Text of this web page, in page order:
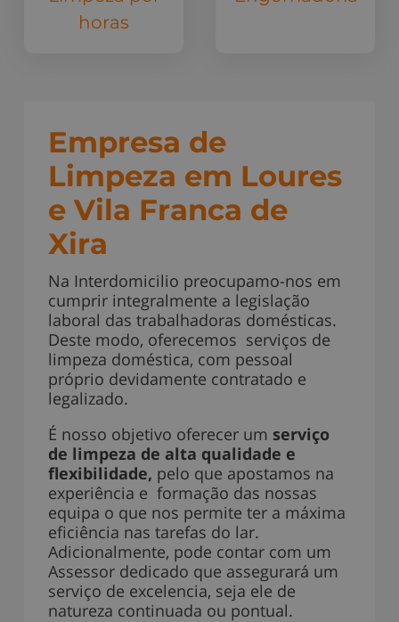
horas
Empresa de
Limpeza em Loures
e Vila Franca de
Xira
Na Interdomicilio preocupamo-nos em
cumprir integralmente a legislação
laboral das trabalhadoras domésticas.
Deste modo, oferecemos serviços de
limpeza doméstica, com pessoal
próprio devidamente contratado e
legalizado.
É nosso objetivo oferecer um serviço
de limpeza de alta qualidade e
flexibilidade, pelo que apostamos na
experiência e formação das nossas
equipa o que nos permite ter a máxima
eficiência nas tarefas do lar.
Adicionalmente, pode contar com um
Assessor dedicado que assegurará um
serviço de excelencia, seja ele de
natureza continuada ou pontual.